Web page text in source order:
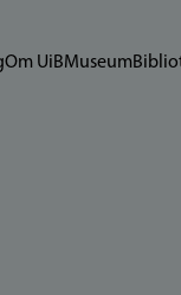
Om UiBMuseum